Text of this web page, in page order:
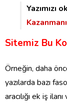
Yazımızı
Sitemiz Bu
Örneğin, daha
yazılarda bazı
aracılığı ek iş